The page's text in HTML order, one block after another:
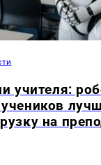
учителя:
на